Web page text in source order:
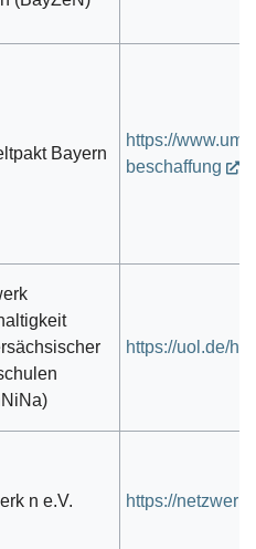
Bayern
https://
beschaffung
https://uol.de/
n e.V. https://